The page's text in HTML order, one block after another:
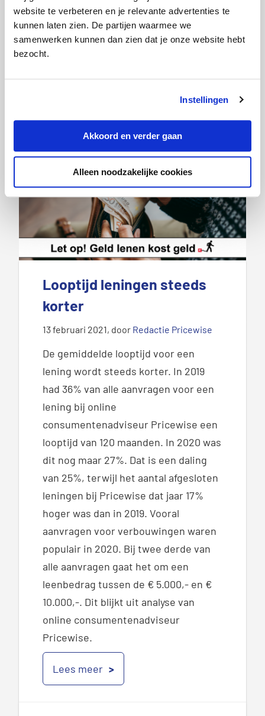
website te verbeteren en je relevante advertenties te
kunnen laten zien. De partijen waarmee we
samenwerken kunnen dan zien dat je onze website hebt
bezocht.
Instellingen
Akkoord en verder gaan
Alleen noodzakelijke cookies
vergelijkingssite Pricewise, in
samenwerking met onafhankelijk
veldwerkbureau Panel Inzicht.
Categorie:Auto,Lenen,Persberichten
Looptijd leningen steeds
korter
13 februari 2021, door Redactie Pricewise
De gemiddelde looptijd voor een
lening wordt steeds korter. In 2019
had 36% van alle aanvragen voor een
lening bij online
consumentenadviseur Pricewise een
looptijd van 120 maanden. In 2020 was
dit nog maar 27%. Dat is een daling
van 25%, terwijl het aantal afgesloten
leningen bij Pricewise dat jaar 17%
hoger was dan in 2019. Vooral
aanvragen voor verbouwingen waren
populair in 2020. Bij twee derde van
alle aanvragen gaat het om een
leenbedrag tussen de € 5.000,- en €
10.000,-. Dit blijkt uit analyse van
online consumentenadviseur
Pricewise.
Lees meer